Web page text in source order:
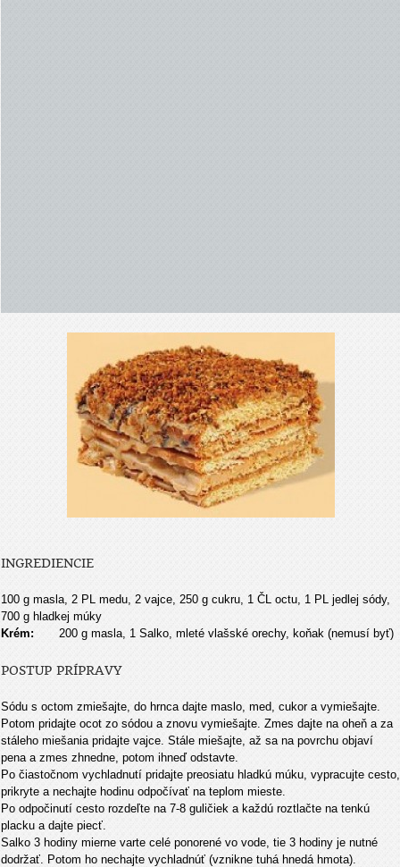
INGREDIENCIE
100 g masla, 2 PL medu, 2 vajce, 250 g cukru, 1 ČL octu, 1 PL jedlej sódy,
700 g hladkej múky
Krém: 200 g masla, 1 Salko, mleté vlašské orechy, koňak (nemusí byť)
POSTUP PRÍPRAVY
Sódu s octom zmiešajte, do hrnca dajte maslo, med, cukor a vymiešajte.
Potom pridajte ocot zo sódou a znovu vymiešajte. Zmes dajte na oheň a za
stáleho miešania pridajte vajce. Stále miešajte, až sa na povrchu objaví
pena a zmes zhnedne, potom ihneď odstavte.
Po čiastočnom vychladnutí pridajte preosiatu hladkú múku, vypracujte cesto,
prikryte a nechajte hodinu odpočívať na teplom mieste.
Po odpočinutí cesto rozdeľte na 7-8 guličiek a každú roztlačte na tenkú
placku a dajte piecť.
Salko 3 hodiny mierne varte celé ponorené vo vode, tie 3 hodiny je nutné
dodržať. Potom ho nechajte vychladnúť (vznikne tuhá hnedá hmota).